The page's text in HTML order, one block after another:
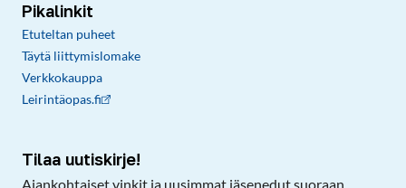
Pikalinkit
Etuteltan puheet
Täytä liittymislomake
Verkkokauppa
Leirintäopas.fi
Tilaa uutiskirje!
Ajankohtaiset vinkit ja uusimmat jäsenedut suoraan